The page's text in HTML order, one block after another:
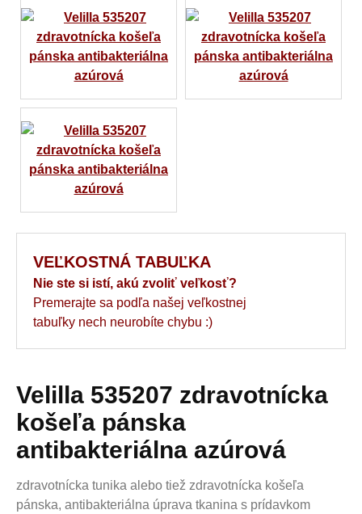
Velilla 535207 zdravotnícka
košeľa pánska
antibakteriálna azúrová
zdravotnícka tunika alebo tiež zdravotnícka košeľa
pánska, antibakteriálna úprava tkanina s prídavkom
VEĽKOSTNÁ TABUĽKA
Nie ste si istí, akú zvoliť veľkosť?
Premerajte sa podľa našej veľkostnej
tabuľky nech neurobíte chybu :)